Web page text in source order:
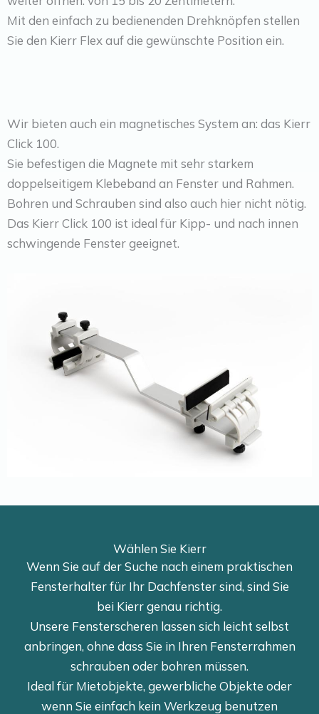
Mit den einfach zu bedienenden Drehknöpfen stellen
Sie den Kierr Flex auf die gewünschte Position ein.
Wir bieten auch ein magnetisches System an: das Kierr
Click 100.
Sie befestigen die Magnete mit sehr starkem
doppelseitigem Klebeband an Fenster und Rahmen.
Bohren und Schrauben sind also auch hier nicht nötig.
Das Kierr Click 100 ist ideal für Kipp- und nach innen
schwingende Fenster geeignet.
Wählen Sie Kierr
Wenn Sie auf der Suche nach einem praktischen
Fensterhalter für Ihr Dachfenster sind, sind Sie
bei Kierr genau richtig.
Unsere Fensterscheren lassen sich leicht selbst
anbringen, ohne dass Sie in Ihren Fensterrahmen
schrauben oder bohren müssen.
Ideal für Mietobjekte, gewerbliche Objekte oder
wenn Sie einfach kein Werkzeug benutzen